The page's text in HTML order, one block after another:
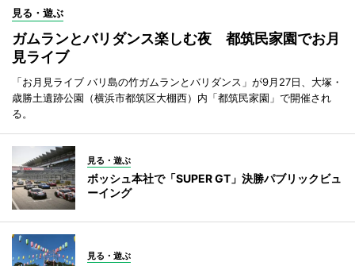
見る・遊ぶ
ガムランとバリダンス楽しむ夜 都筑民家園でお月
見ライブ
「お月見ライブ バリ島の竹ガムランとバリダンス」が9月27日、大塚・
歳勝土遺跡公園（横浜市都筑区大棚西）内「都筑民家園」で開催され
る。
見る・遊ぶ
ボッシュ本社で「SUPER GT」決勝パブリックビュ
ーイング
見る・遊ぶ